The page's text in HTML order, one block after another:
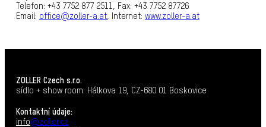
Telefon: +43 7752 877 2511, Fax: +43 7752 87726
Email: office@zoller-a.at, Internet: www.zoller-a.at
ZOLLER Czech s.r.o.
sídlo + show room: Hálkova 19, CZ-680 01 Boskovice
Kontaktní údaje:
info@zoller.cz